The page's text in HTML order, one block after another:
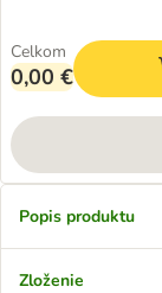
Celkom
0,00 €
Popis produktu
Zloženie